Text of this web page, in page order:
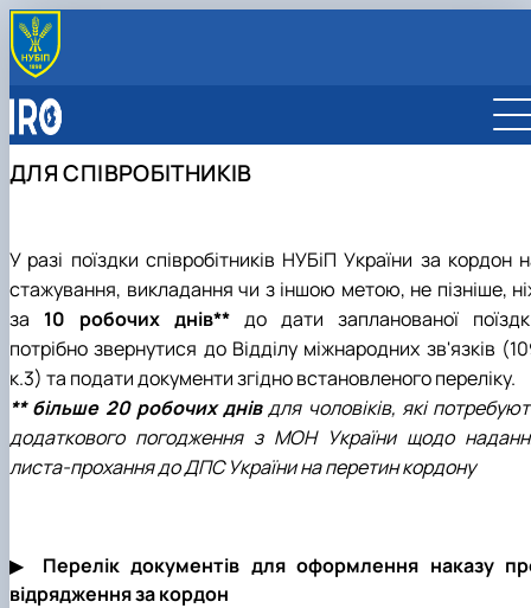
ВІДДІЛ
Про відділ
Команда відділу
ПАРТНЕРИ
Карта партнерств
ІНТЕРНАЦІОНАЛІЗАЦІЯ
Звіти
Міжнародні програми практичного навчання
Стипендіальні програми
Collaborative Online International Learning (COIL)
Для співробітників
Для студентів та аспірантів
ДЛЯ СПІВРОБІТНИКІВ
У разі поїздки співробітників НУБіП України за кордон
стажування, викладання чи з іншою метою, не пізніше,
за 10 робочих днів** до дати запланованої
потрібно звернутися до Відділу міжнародних зв'язків
к.3) та подати документи згідно встановленого переліку.
** більше 20 робочих днівдля чоловіків, які
додаткового погодження з МОН України щодо
листа-прохання до ДПС України на перетин кордону
▶ Перелік документів для оформлення наказу
відрядження за кордон